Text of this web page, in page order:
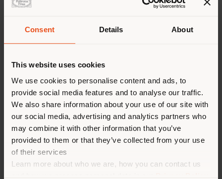
Consent Details About
This website uses cookies
We use cookies to personalise content and ads, to
provide social media features and to analyse our traffic.
We also share information about your use of our site with
our social media, advertising and analytics partners who
may combine it with other information that you’ve
provided to them or that they’ve collected from your use
of their services
Learn more about who we are, how you can contact us